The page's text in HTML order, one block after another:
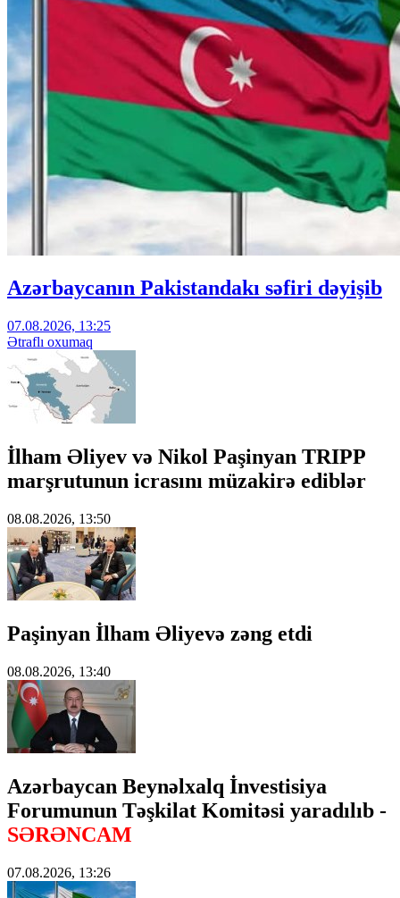
Azərbaycanın Pakistandakı səfiri dəyişib
07.08.2026, 13:25
Ətraflı oxumaq
İlham Əliyev və Nikol Paşinyan TRIPP
marşrutunun icrasını müzakirə ediblər
08.08.2026, 13:50
Paşinyan İlham Əliyevə zəng etdi
08.08.2026, 13:40
Azərbaycan Beynəlxalq İnvestisiya
Forumunun Təşkilat Komitəsi yaradılıb -
SƏRƏNCAM
07.08.2026, 13:26